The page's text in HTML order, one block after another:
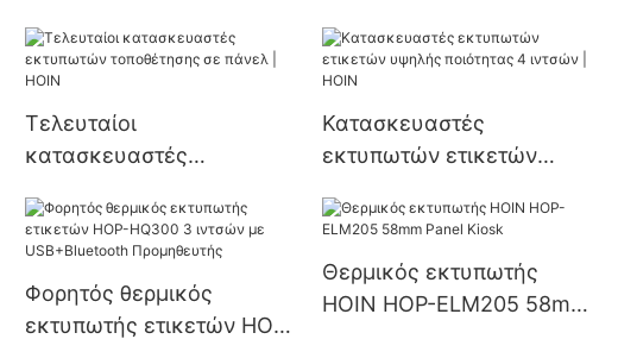
παραγγελία | HOIN
Τελευταίοι
κατασκευαστές
σε πάνελ | HOIN
Κατασκευαστές
εκτυπωτών ετικετών
ιντσών | HOIN
Φορητός θερμικός
εκτυπωτής ετικετών HOP-
Θερμικός εκτυπωτής
HOIN HOP-ELM205 58mm